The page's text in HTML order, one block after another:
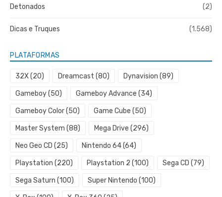
Detonados (2)
Dicas e Truques (1.568)
PLATAFORMAS
32X(20) Dreamcast (80) Dynavision (89)
Gameboy(50) Gameboy Advance (34)
Gameboy Color(50) Game Cube (50)
Master System (88) Mega Drive (296)
Neo Geo CD (25) Nintendo 64(64)
Playstation (220) Playstation 2 (100) Sega CD (79)
Sega Saturn (100) Super Nintendo (100)